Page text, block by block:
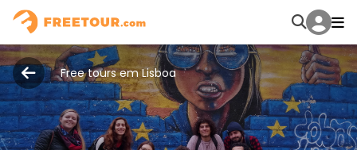
Free tours em Lisboa